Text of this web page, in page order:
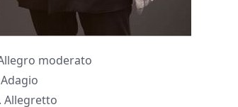
moderato
Allegretto